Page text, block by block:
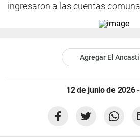
ingresaron a las cuentas
Agregar El
12 de junio de 2026